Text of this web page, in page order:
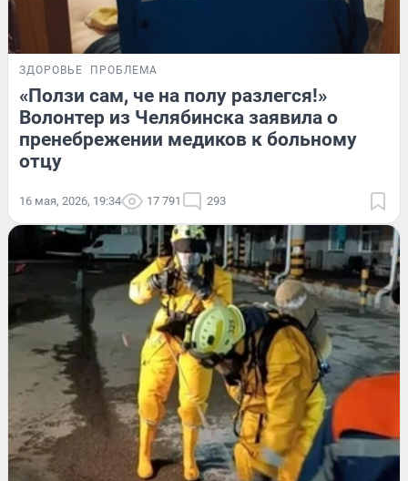
ЗДОРОВЬЕ ПРОБЛЕМА
«Ползи сам, че на полу разлегся!»
Волонтер из Челябинска заявила о
пренебрежении медиков к больному
отцу
16 мая, 2026, 19:34 17 791 293